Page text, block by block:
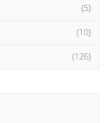
(5)
(10)
(126)